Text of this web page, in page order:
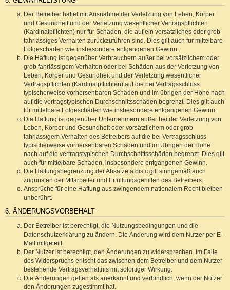
Der Betreiber haftet mit Ausnahme der Verletzung von Leben, Körper
und Gesundheit und der Verletzung wesentlicher Vertragspflichten
(Kardinalpflichten) nur für Schäden, die auf ein vorsätzliches oder grob
fahrlässiges Verhalten zurückzuführen sind. Dies gilt auch für mittelbare
Folgeschäden wie insbesondere entgangenen Gewinn.
Die Haftung ist gegenüber Verbrauchern außer bei vorsätzlichem oder
grob fahrlässigem Verhalten oder bei Schäden aus der Verletzung von
Leben, Körper und Gesundheit und der Verletzung wesentlicher
Vertragspflichten (Kardinalpflichten) auf die bei Vertragsschluss
typischerweise vorhersehbaren Schäden und im übrigen der Höhe nach
auf die vertragstypischen Durchschnittsschäden begrenzt. Dies gilt auch
für mittelbare Folgeschäden wie insbesondere entgangenen Gewinn.
Die Haftung ist gegenüber Unternehmern außer bei der Verletzung von
Leben, Körper und Gesundheit oder vorsätzlichem oder grob
fahrlässigem Verhalten des Betreibers auf die bei Vertragsschluss
typischerweise vorhersehbaren Schäden und im Übrigen der Höhe
nach auf die vertragstypischen Durchschnittsschäden begrenzt. Dies gilt
auch für mittelbare Schäden, insbesondere entgangenen Gewinn.
Die Haftungsbegrenzung der Absätze a bis c gilt sinngemäß auch
zugunsten der Mitarbeiter und Erfüllungsgehilfen des Betreibers.
Ansprüche für eine Haftung aus zwingendem nationalem Recht bleiben
unberührt.
6. ÄNDERUNGSVORBEHALT
Der Betreiber ist berechtigt, die Nutzungsbedingungen und die
Datenschutzerklärung zu ändern. Die Änderung wird dem Nutzer per E-
Mail mitgeteilt.
Der Nutzer ist berechtigt, den Änderungen zu widersprechen. Im Falle
des Widerspruchs erlischt das zwischen dem Betreiber und dem Nutzer
bestehende Vertragsverhältnis mit sofortiger Wirkung.
Die Änderungen gelten als anerkannt und verbindlich, wenn der Nutzer
den Änderungen zugestimmt hat.